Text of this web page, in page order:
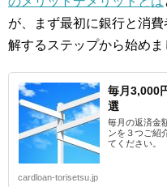
が、まず最初に銀行と消
解するステップから始めま
毎月3,000
選
毎月の返済金
ンを３つご紹
てください。
cardloan-torisetsu.jp